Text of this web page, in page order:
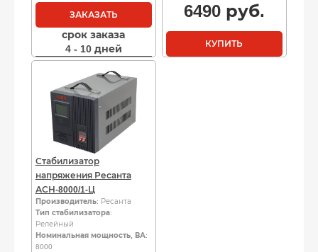
ЗАКАЗАТЬ
срок заказа
4 - 10 дней
6490руб.
КУПИТЬ
Стабилизатор
напряжения Ресанта
АСН-8000/1-Ц
Производитель: Ресанта
Тип стабилизатора:
Релейный
Номинальная мощность, ВА:
8000